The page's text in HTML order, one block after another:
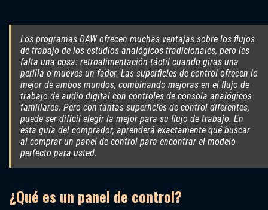
Los programas DAW ofrecen muchas ventajas sobre los flujos
de trabajo de los estudios analógicos tradicionales, pero les
falta una cosa: retroalimentación táctil cuando giras una
perilla o mueves un fader. Las superficies de control ofrecen lo
mejor de ambos mundos, combinando mejoras en el flujo de
trabajo de audio digital con controles de consola analógicos
familiares. Pero con tantas superficies de control diferentes,
puede ser difícil elegir la mejor para su flujo de trabajo. En
esta guía del comprador, aprenderá exactamente qué buscar
al comprar un panel de control para encontrar el modelo
perfecto para usted.
¿Qué es un panel de control?